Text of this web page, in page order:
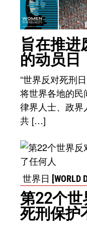
旨在推进
的动员日
“世界反对死刑
将世界各地的
律界人士、政界
共 […]
世界日 [WORLD
第22个世
死刑保护